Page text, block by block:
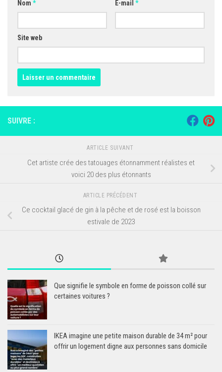
Nom * E-mail *
Site web
SUIVRE :
ARTICLE SUIVANT
Cet artiste crée des tatouages étonnamment réalistes et
voici 20 des plus étonnants
ARTICLE PRÉCÉDENT
Ce cocktail glacé de gin à la pêche et de rosé est la boisson
estivale de 2023
Que signifie le symbole en forme de poisson collé sur
certaines voitures ?
IKEA imagine une petite maison durable de 34 m² pour
offrir un logement digne aux personnes sans domicile